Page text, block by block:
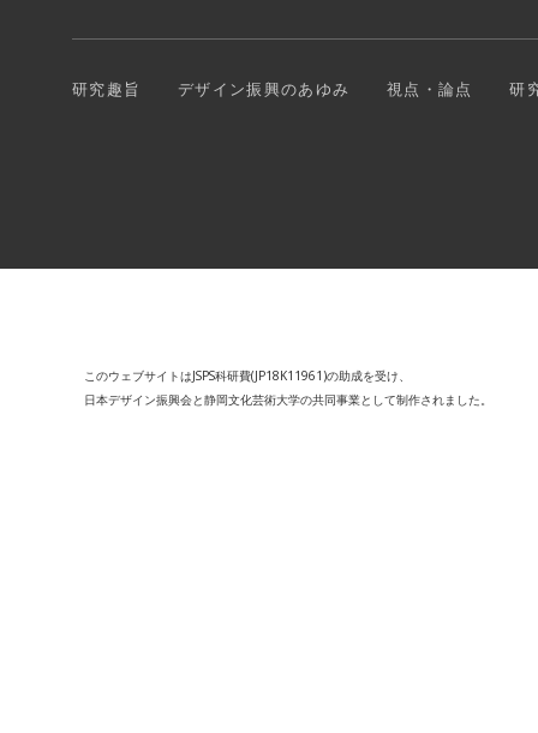
研究趣旨 デザイン振興のあゆみ 視点・論点 研
このウェブサイトはJSPS科研費(JP18K11961)の助成を受け、
日本デザイン振興会と静岡文化芸術大学の共同事業として制作されました。